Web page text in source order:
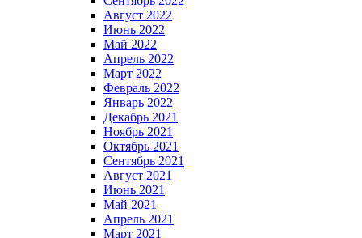
Август 2022
Июнь 2022
Май 2022
Апрель 2022
Март 2022
Февраль 2022
Январь 2022
Декабрь 2021
Ноябрь 2021
Октябрь 2021
Сентябрь 2021
Август 2021
Июнь 2021
Май 2021
Апрель 2021
Март 2021